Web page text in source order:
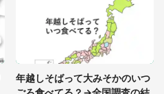
年越しそばって大みそかのいつ